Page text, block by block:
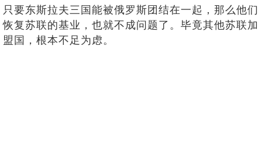
只要东斯拉夫三国能被俄罗斯团结在一起，那么他们
恢复苏联的基业，也就不成问题了。毕竟其他苏联加
盟国，根本不足为虑。